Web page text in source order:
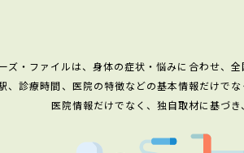
ズ・ファイルは、身体の症状・悩みに合わせ、
、診療時間、医院の特徴などの基本情報だけで
医院情報だけでなく、独自取材に基づ